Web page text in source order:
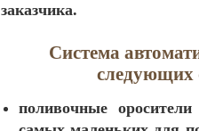
заказчика.
Система
следующих
поливочные